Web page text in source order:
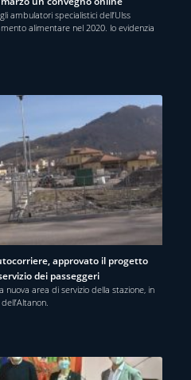
ambulatori specialistici dell’Ulss
alimentare nel 2020. lo evidenzia
approvato il progetto
dei passeggeri
area di servizio della stazione, in